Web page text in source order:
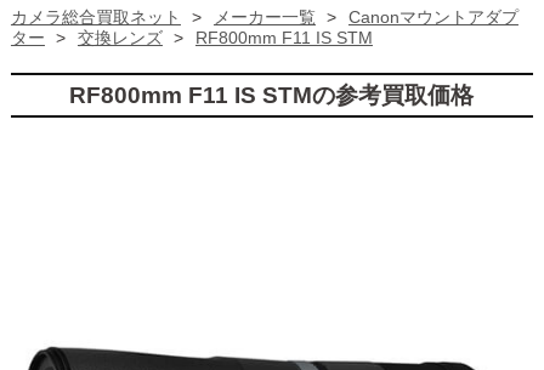
カメラ総合買取ネット > メーカー一覧 >
Canonマウントアダプ
ター
> 交換レンズ > RF800mm F11 IS STM
RF800mm F11 IS STMの参考買取価格